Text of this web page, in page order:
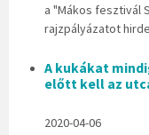
a "Mákos fesztivál
rajzpályázatot
A kukákat
előtt kell az
2020-04-06